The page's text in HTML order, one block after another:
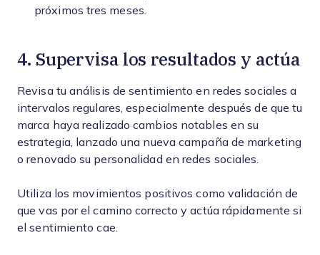
próximos tres meses.
4. Supervisa los resultados y actúa
Revisa tu análisis de sentimiento en redes sociales a
intervalos regulares, especialmente después de que tu
marca haya realizado cambios notables en su
estrategia, lanzado una nueva campaña de marketing
o renovado su personalidad en redes sociales.
Utiliza los movimientos positivos como validación de
que vas por el camino correcto y actúa rápidamente si
el sentimiento cae.